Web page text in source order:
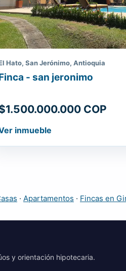
Hato, San Jerónimo, Antioquia
- san jeronimo
COP
inmueble
· Apartamentos · Fincas en
y orientación hipotecaria.